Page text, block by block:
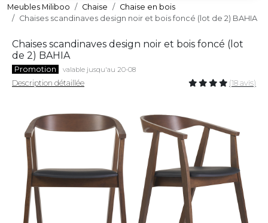
Meubles Miliboo Chaise
Chaise en bois
Chaises scandinaves design noir et bois foncé (lot de 2) BAHIA
Chaises scandinaves design noir et bois foncé (lot
de 2) BAHIA
Promotion valable jusqu'au 20-08
Description détaillée (18 avis)